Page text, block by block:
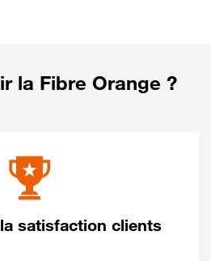
la Fibre Orange ?
satisfaction clients